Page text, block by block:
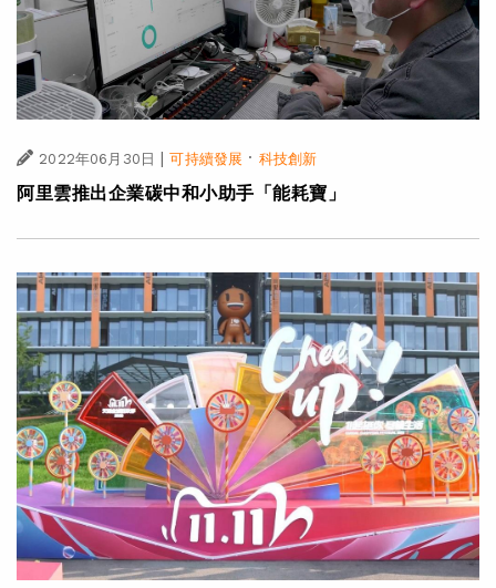
2022年06月30日 | 可持續發展 · 科技創新
阿里雲推出企業碳中和小助手「能耗寶」